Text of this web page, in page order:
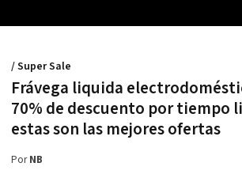
Frávega liquida
70% de descuento por tiempo
estas son las mejores ofertas
/ Super Sale
PorNB